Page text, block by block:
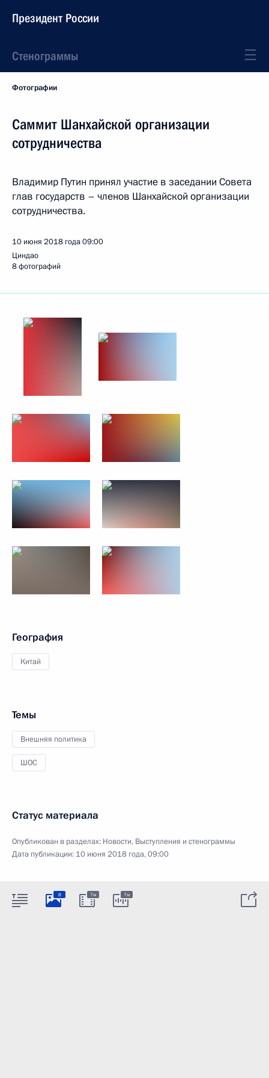
Президент России
Стенограммы
Фотографии
Саммит Шанхайской организации
сотрудничества
Владимир Путин принял участие в заседании Совета
глав государств – членов Шанхайской организации
сотрудничества.
10 июня 2018 года09:00
Циндао
8 фотографий
География
Китай
Темы
Внешняя политика
ШОС
Статус материала
Опубликован в разделах: Новости, Выступления и стенограммы
Дата публикации: 10 июня 2018 года, 09:00
8 7м 7м